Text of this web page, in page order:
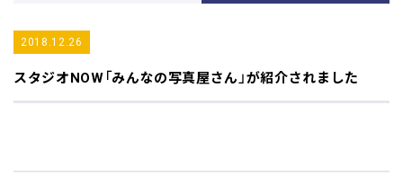
2018.12.26
スタジオNOW「みんなの写真屋さん」が紹介されました